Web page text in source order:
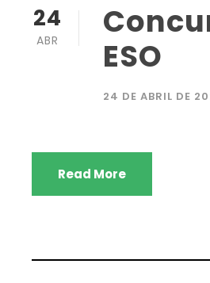
24
ABR
ESO
24 DE ABRIL DE
Read More